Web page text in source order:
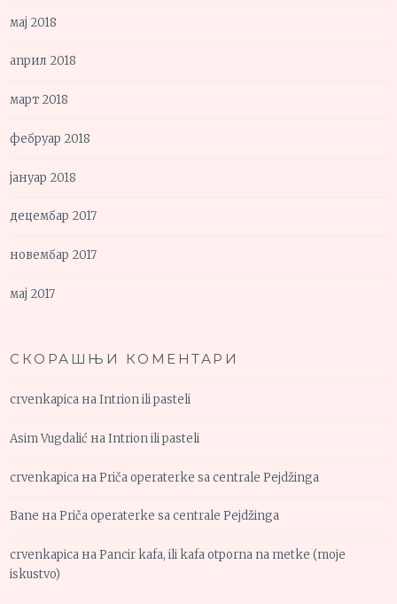
мај 2018
април 2018
март 2018
фебруар 2018
јануар 2018
децембар 2017
новембар 2017
мај 2017
СКОРАШЊИ КОМЕНТАРИ
crvenkapica наIntrion ili pasteli
Asim Vugdalić наIntrion ili pasteli
crvenkapica наPriča operaterke sa centrale Pejdžinga
Bane наPriča operaterke sa centrale Pejdžinga
crvenkapica наPancir kafa, ili kafa otporna na metke (moje
iskustvo)